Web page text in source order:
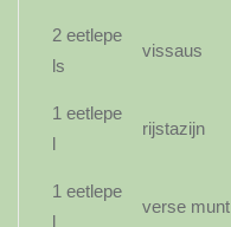
2 eetlepe
ls
vissaus
1 eetlepe
l
rijstazijn
1 eetlepe
l
verse munt